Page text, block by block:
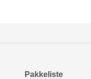
Pakkeliste